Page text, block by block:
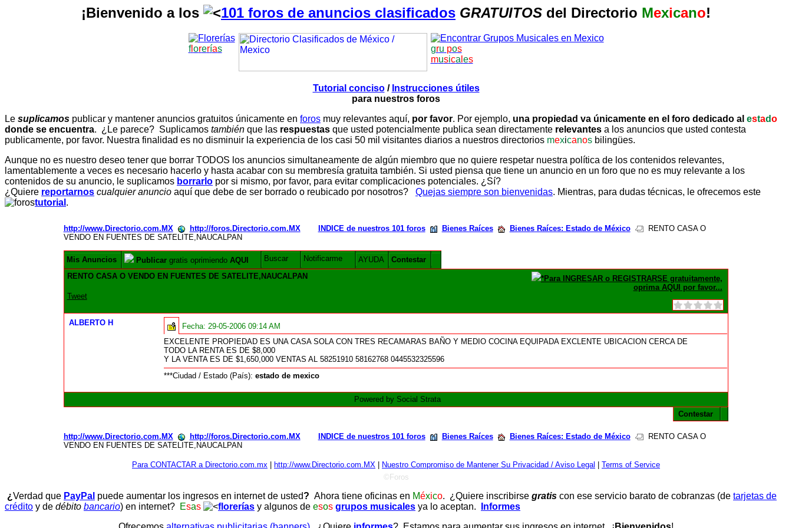
¡Bienvenido a los 101 foros de anuncios clasificados GRATUITOS del Directorio Mexicano!
florerías gru pos
musica es
Tutorial conciso/ Instrucciones útiles
para nuestros foros
Le suplicamos publicar y mantener anuncios gratuitos únicamente en foros muy relevantes aquí, por favor. Por ejemplo, una propiedad va únicamente en el foro dedicado al estado
donde se encuentra. ¿Le parece? Suplicamos también que las respuestas que usted potencialmente publica sean directamente relevantes a los anuncios que usted contesta
publicamente, por favor. Nuestra finalidad es no disminuir la experiencia de los casi 50 mil visitantes diarios a nuestros directorios mexicanos bilingües.
Aunque no es nuestro deseo tener que borrar TODOS los anuncios simultaneamente de algún miembro que no quiere respetar nuestra política de los contenidos relevantes,
lamentablemente a veces es necesario hacerlo y hasta acabar con su membresía gratuita también. Si usted piensa que tiene un anuncio en un foro que no es muy relevante a los
contenidos de su anuncio, le suplicamos borrarlo por si mismo, por favor, para evitar complicaciones potenciales. ¿Sí?
¿Quiere reportarnos cualquier anuncio aquí que debe de ser borrado o reubicado por nosotros? Quejas siempre son bienvenidas. Mientras, para dudas técnicas, le ofrecemos este
tutorial .
http://www.Directorio.com.MX http://foros.Directorio.com.MX INDICE de nuestros 101 foros Bienes Raíces Bienes Raíces: Estado de México
RENTO CASA O
VENDO EN FUENTES DE SATELITE,NAUCALPAN
Mis Anuncios Publicargratis oprimiendo AQUI Buscar Notificarme AYUDA
Contestar
RENTO CASA O VENDO EN FUENTES DE SATELITE,NAUCALPAN
Tweet
*Para INGRESAR o REGISTRARSE gratuitamente,
oprima AQUI por favor...
ALBERTO H Fecha: 29-05-2006 09:14 AM
EXCELENTE PROPIEDAD ES UNA CASA SOLA CON TRES RECAMARAS BAÑO Y MEDIO COCINA EQUIPADA EXCLENTE UBICACION CERCA DE
TODO LA RENTA ES DE $8,000
Y LA VENTA ES DE $1,650,000 VENTAS AL 58251910 58162768 0445532325596
***Ciudad / Estado (País): estado de mexico
Powered by Social Strata
Contestar
http://www.Directorio.com.MX http://foros.Directorio.com.MX INDICE de nuestros 101 foros Bienes Raíces Bienes Raíces: Estado de México
RENTO CASA O
VENDO EN FUENTES DE SATELITE,NAUCALPAN
Para CONTACTAR a Directorio.com.mx http://www.Directorio.com.MX Nuestro Compromiso de Mantener Su Privacidad / Aviso Legal
Terms of Service
©Foros
¿Verdad que PayPal puede aumentar los ingresos en internet de usted? Ahora tiene oficinas en México. ¿Quiere inscribirse gratis con ese servicio barato de cobranzas (de tarjetas de
crédito y de débito bancario) en internet? Esas florerías y algunos de esos grupos musicales ya lo aceptan.
Informes